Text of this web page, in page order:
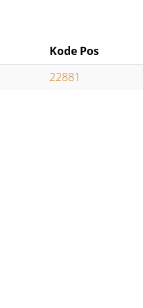
Kode Pos
22881